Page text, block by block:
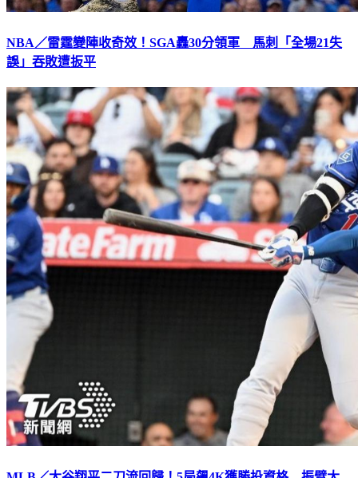
NBA／雷霆變陣收奇效！SGA轟30分領軍 馬刺「全場21失
誤」吞敗遭扳平